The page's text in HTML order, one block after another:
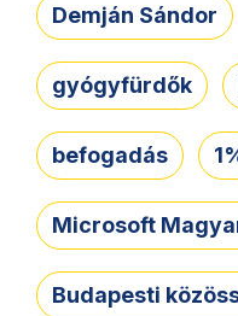
Demján Sándor
gyógyfürdők
befogadás
Microsoft
Budapesti